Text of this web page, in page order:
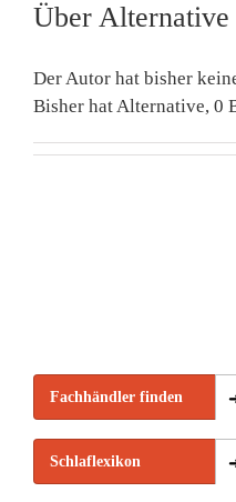
Über Alternative
Der Autor hat bisher
Bisher hat Alternative, 0
Fachhändler finden
Schlaflexikon